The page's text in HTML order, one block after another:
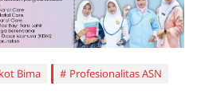
Bima Profesionalitas ASN